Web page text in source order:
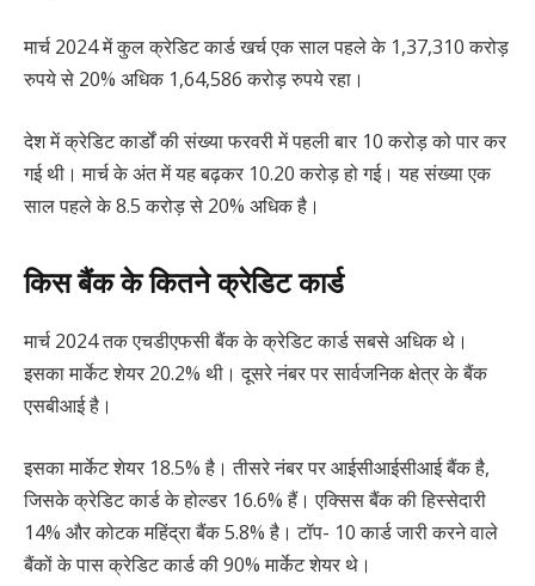
मार्च 2024 में कुल क्रेडिट कार्ड खर्च एक साल पहले के 1,37,310 करोड़
रुपये से 20% अधिक 1,64,586 करोड़ रुपये रहा।
देश में क्रेडिट कार्डों की संख्या फरवरी में पहली बार 10 करोड़ को पार कर
गई थी। मार्च के अंत में यह बढ़कर 10.20 करोड़ हो गई। यह संख्या एक
साल पहले के 8.5 करोड़ से 20% अधिक है।
किस बैंक के कितने क्रेडिट कार्ड
मार्च 2024 तक एचडीएफसी बैंक के क्रेडिट कार्ड सबसे अधिक थे।
इसका मार्केट शेयर 20.2% थी। दूसरे नंबर पर सार्वजनिक क्षेत्र के बैंक
एसबीआई है।
इसका मार्केट शेयर 18.5% है। तीसरे नंबर पर आईसीआईसीआई बैंक है,
जिसके क्रेडिट कार्ड के होल्डर 16.6% हैं। एक्सिस बैंक की हिस्सेदारी
14% और कोटक महिंद्रा बैंक 5.8% है। टॉप- 10 कार्ड जारी करने वाले
बैंकों के पास क्रेडिट कार्ड की 90% मार्केट शेयर थे।